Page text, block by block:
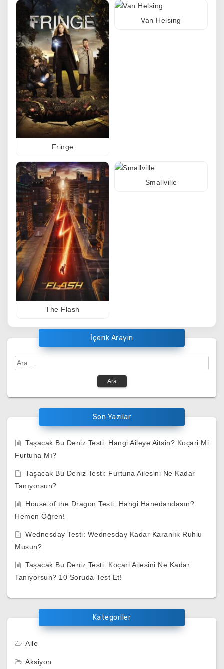
Fringe
Van Helsing
The Flash
Smallville
İçerik Arayın
Arama:
Son Yazılar
Taşacak Bu Deniz Testi: Hangi Aileye Aitsin? Koçari Mi
Furtuna Mı?
Taşacak Bu Deniz Testi: Furtuna Ailesini Ne Kadar
Tanıyorsun?
House of the Dragon Testi: Hangi Hanedandasın?
Hemen Öğren!
Wednesday Testi: Wednesday Kadar Karanlık Ruhlu
Musun?
Taşacak Bu Deniz Testi: Koçari Ailesini Ne Kadar
Tanıyorsun? 10 Soruda Test Et!
Kategoriler
Aile
Aksiyon